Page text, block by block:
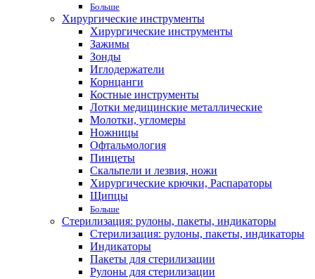
Больше
Хирургические инструменты
Хирургические инструменты
Зажимы
Зонды
Иглодержатели
Корнцанги
Костные инструменты
Лотки медицинские металлические
Молотки, угломеры
Ножницы
Офтальмология
Пинцеты
Скальпели и лезвия, ножи
Хирургические крючки, Распараторы
Щипцы
Больше
Стерилизация: рулоны, пакеты, индикаторы
Стерилизация: рулоны, пакеты, индикаторы
Индикаторы
Пакеты для стерилизации
Рулоны для стерилизации